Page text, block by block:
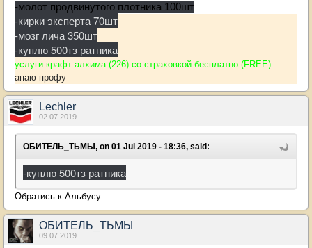
-молот продвинутого плотника 100шт
-кирки эксперта 70шт
-мозг лича 350шт
-куплю 500тз ратника
услуги крафт алхима (226) со страховкой бесплатно (FREE)
апаю профу
Lechler
02.07.2019
ОБИТЕЛЬ_ТЬМЫ, on 01 Jul 2019 - 18:36, said:
-куплю 500тз ратника
Обратись к Альбусу
ОБИТЕЛЬ_ТЬМЫ
09.07.2019